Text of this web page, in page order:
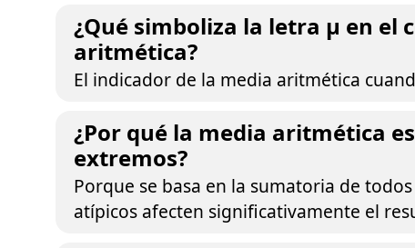
¿Qué simboliza la letra μ en el
aritmética?
El indicador de la media aritmética
¿Por qué la media aritmética
extremos?
Porque se basa en la sumatoria de
atípicos afecten significativamente el